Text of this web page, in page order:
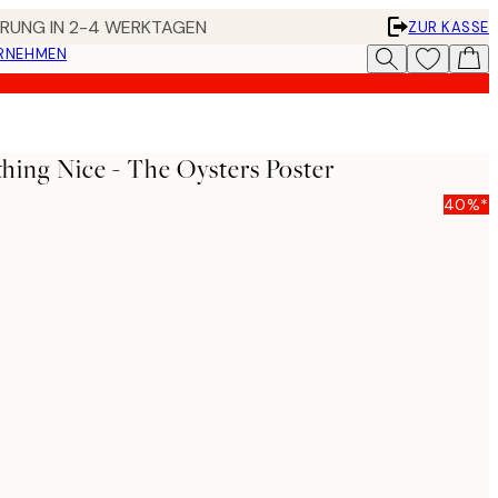
IN 2-4 WERKTAGEN
ZUR KASSE
Nice - The Oysters Poster
40%*